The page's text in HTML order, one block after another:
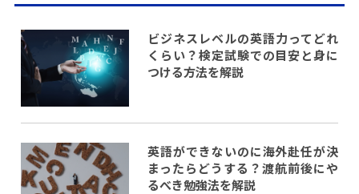
ビジネスレベルの英語力ってどれ
くらい？検定試験での目安と身に
つける方法を解説
英語ができないのに海外赴任が決
まったらどうする？渡航前後にや
るべき勉強法を解説